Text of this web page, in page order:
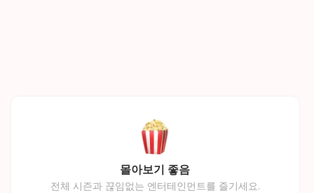
몰아보기 좋음
전체 시즌과 끊임없는 엔터테인먼트를 즐기세요.